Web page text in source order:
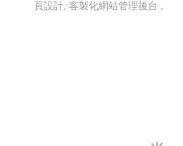
頁設計, 客製化網站管理後台 ,